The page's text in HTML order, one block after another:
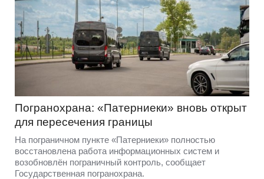
Погранохрана: «Патерниеки» вновь открыт
для пересечения границы
На пограничном пункте «Патерниеки» полностью
восстановлена работа информационных систем и
возобновлён пограничный контроль, сообщает
Государственная погранохрана.